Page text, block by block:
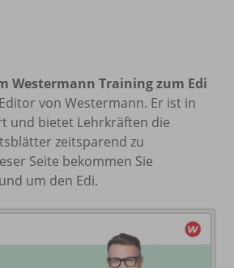
Westermann Training zum Edi
von Westermann. Er ist in
und bietet Lehrkräften die
zeitsparend zu
Seite bekommen Sie
um den Edi.